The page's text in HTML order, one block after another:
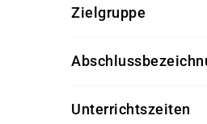
Zielgruppe
und sich kompetente
Unterrichtszeiten